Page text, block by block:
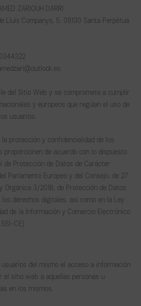
ZARIOUH DARRI
Lluís Companys, 5, 08130 Santa Perpètua
del Sitio Web y se compromete a cumplir
y europeos que regulan el uso de
usuarios.
protección y confidencialidad de los
proporcionen de acuerdo con lo dispuesto
de Protección de Datos de Carácter
Parlamento Europeo y del Consejo, de 27
Orgánica 3/2018, de Protección de Datos
derechos digitales, así como en la Ley
de la Información y Comercio Electrónico
CE)
del mismo el acceso a información
el sitio web a aquellas personas u
en los mismos.